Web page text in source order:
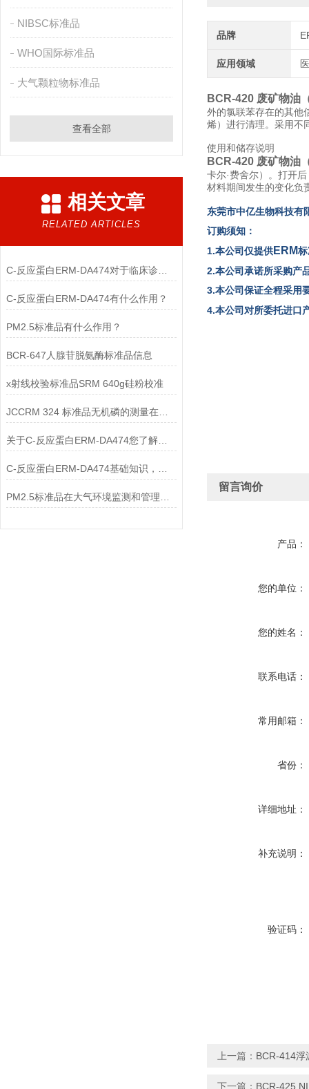
NIBSC标准品
WHO国际标准品
大气颗粒物标准品
查看全部
相关文章
RELATED ARTICLES
C-反应蛋白ERM-DA474对于临床诊断至关重要
C-反应蛋白ERM-DA474有什么作用？
PM2.5标准品有什么作用？
BCR-647人腺苷脱氨酶标准品信息
x射线校验标准品SRM 640g硅粉校准
JCCRM 324 标准品无机磷的测量在血清制备
关于C-反应蛋白ERM-DA474您了解多少？
品牌
应用领域
BCR-420 废矿物油
外的氯联苯存在的其他
烯）进行清理。采用不
使用和储存说明
BCR-420 废矿物油
卡尔·费舍尔）。打开
材料期间发生的变化负
东莞市中亿生物科技有
订购须知：
1.本公司仅提供ERM
2.本公司承诺所采购产
3.本公司保证全程采用
4.本公司对所委托进口
留言询价
产品：
您的单位：
您的姓名：
联系电话：
常用邮箱：
省份：
详细地址：
补充说明：
验证码：
上一篇： BCR-414浮
下一篇： BCR-425